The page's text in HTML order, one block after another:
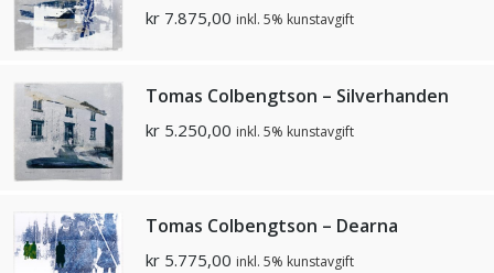
kr 7.875,00 inkl. 5% kunstavgift
Tomas Colbengtson – Silverhanden
kr 5.250,00 inkl. 5% kunstavgift
Tomas Colbengtson – Dearna
kr 5.775,00 inkl. 5% kunstavgift